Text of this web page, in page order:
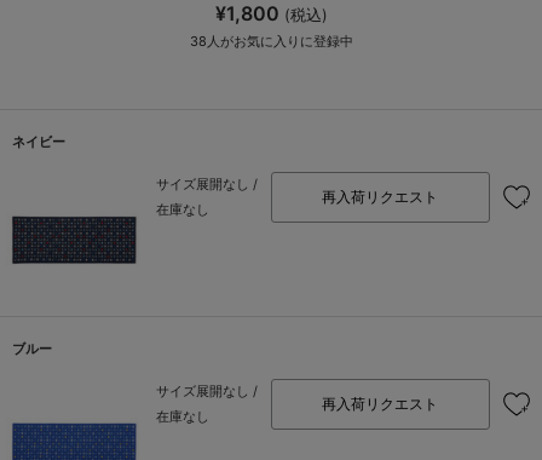
¥1,800 (税込)
38 人がお気に入りに登録中
ネイビー
サイズ展開なし /
在庫なし
再入荷リクエスト
ブルー
サイズ展開なし /
在庫なし
再入荷リクエスト